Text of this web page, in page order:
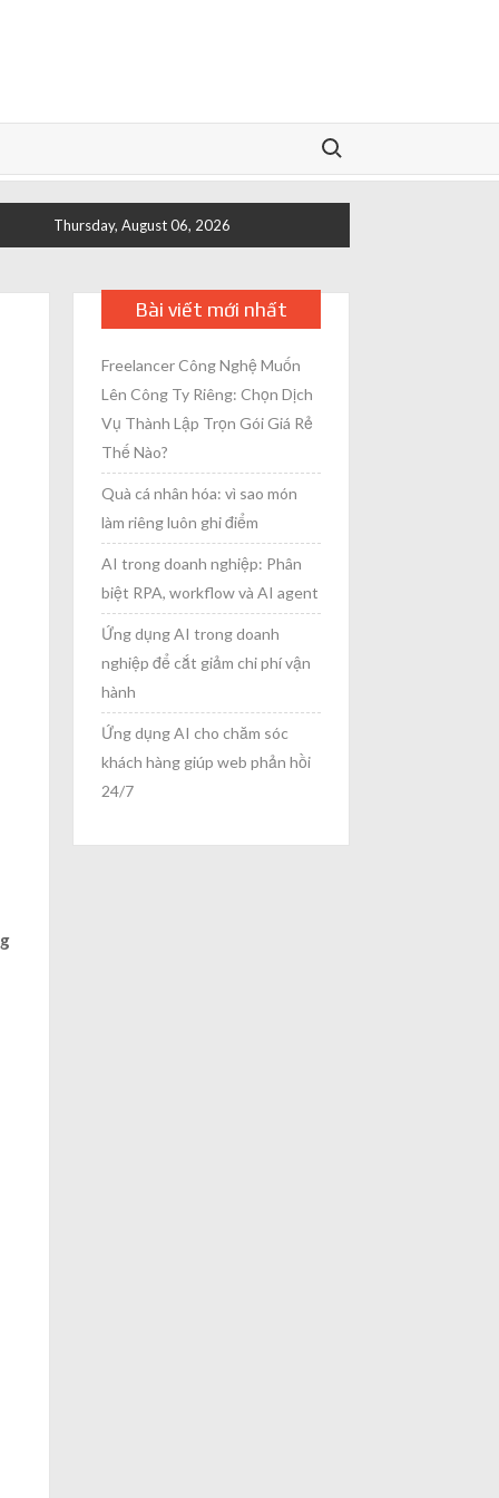
Search for:
Thursday, August 06, 2026
Bài viết mới nhất
Freelancer Công Nghệ Muốn
Lên Công Ty Riêng: Chọn Dịch
Vụ Thành Lập Trọn Gói Giá Rẻ
Thế Nào?
Quà cá nhân hóa: vì sao món
làm riêng luôn ghi điểm
AI trong doanh nghiệp: Phân
biệt RPA, workflow và AI agent
Ứng dụng AI trong doanh
nghiệp để cắt giảm chi phí vận
hành
Ứng dụng AI cho chăm sóc
khách hàng giúp web phản hồi
24/7